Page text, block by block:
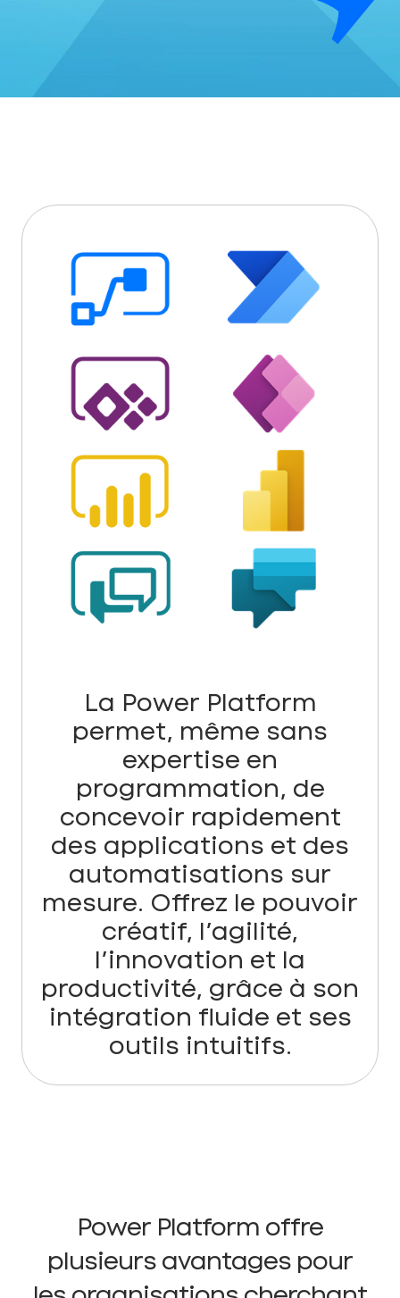
La Power Platform
permet, même sans
expertise en
programmation, de
concevoir rapidement
des applications et des
automatisations sur
mesure. Offrez le pouvoir
créatif, l’agilité,
l’innovation et la
productivité, grâce à son
intégration fluide et ses
outils intuitifs.
Power Platform offre
plusieurs avantages pour